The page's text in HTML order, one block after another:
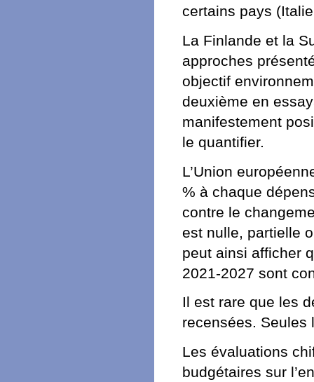
certains pays
La Finlande et la
approches
objectif
deuxième en
manifestement
le quantifier.
L’Union
% à chaque
contre le
est nulle, partielle
peut ainsi afficher
2021-2027 sont
Il est rare que les
recensées. Seules
Les évaluations
budgétaires sur